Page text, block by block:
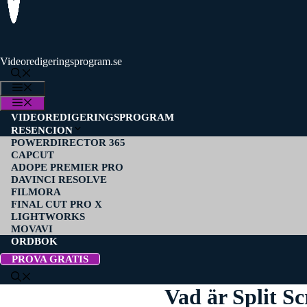
Videoredigeringsprogram.se
VIDEOREDIGERINGSPROGRAM
RESENCION
POWERDIRECTOR 365
CAPCUT
ADOPE PREMIER PRO
DAVINCI RESOLVE
FILMORA
FINAL CUT PRO X
LIGHTWORKS
MOVAVI
ORDBOK
PROVA GRATIS
Vad är Split